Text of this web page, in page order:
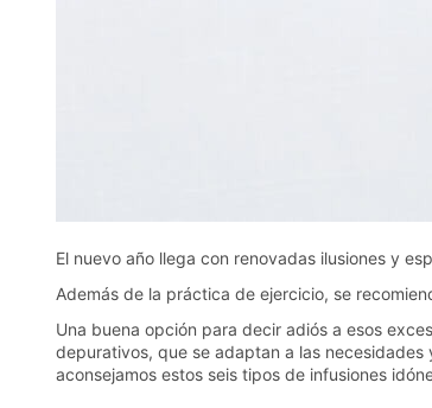
El nuevo año llega con renovadas ilusiones y
Además de la práctica de ejercicio, se
Una buena opción para decir adiós a esos
depurativos, que se adaptan a las
aconsejamos estos seis tipos de infusiones